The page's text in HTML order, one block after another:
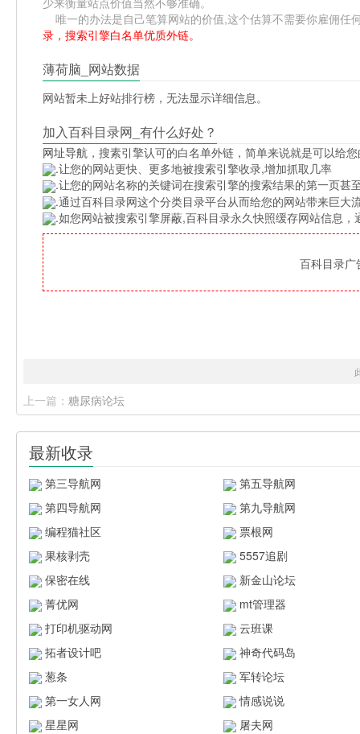
唯一的办法是自己笔算网站的价值,这个估算不需要你雇佣任
录，搜索引擎白名单优质外链。
薄荷脑_网站数据
网站暂未上好站排行榜，无法显示详细信息。
加入百科目录网_有什么好处？
网址导航 ，搜素引擎认可的白名单外链，简单来说就是可以给
.让您的网站更快、更多地被搜索引擎收录,增加抓取几率
.让您的网站名称的关键词在搜索引擎的搜索结果的第一页甚
.通过百科目录网这个分类目录平台从而给您的网站带来巨大
.如您网站被搜索引擎屏蔽,百科目录永久快照缓存网站信息
百科目录
上一篇： 糖尿病论坛
最新收录
第三导航网
第五导航网
第四导航网
第九导航网
编程猫社区
票根网
果核剥壳
5557追剧
保密在线
新金山论坛
菁优网
mt管理器
打印机驱动网
云班课
拓者设计吧
神奇代码岛
葱条
军转论坛
第一女人网
情感说说
星星网
屠夫网